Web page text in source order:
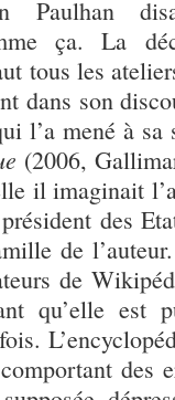
Paulhan
ça. La
tous les
dans son
l’a mené à sa
(2006,
il imaginait
des
de
de
qu’elle est
des